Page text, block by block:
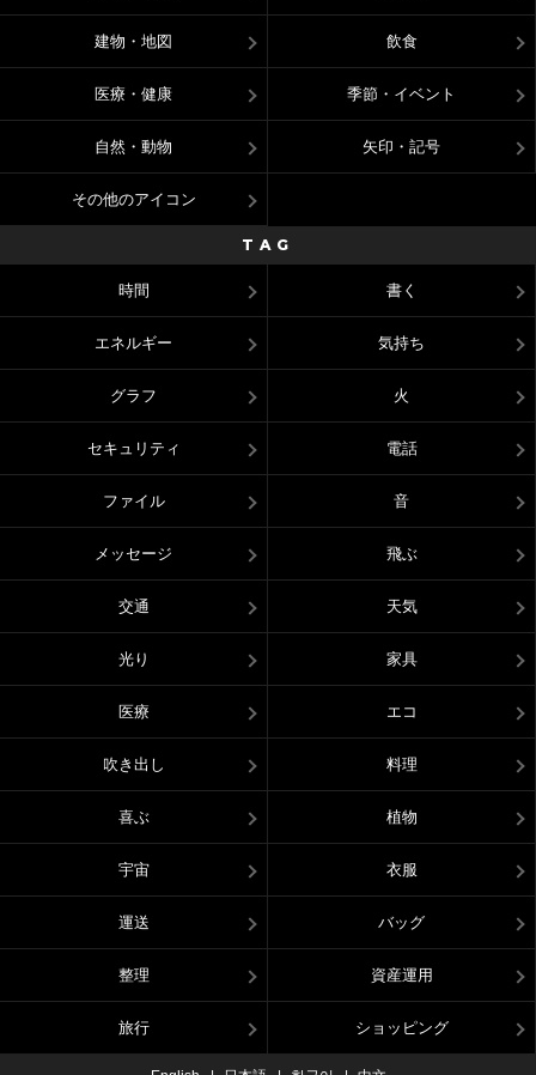
建物・地図 飲食
医療・健康 季節・イベント
自然・動物 矢印・記号
その他のアイコン
TAG
時間 書く
エネルギー 気持ち
グラフ 火
セキュリティ 電話
ファイル 音
メッセージ 飛ぶ
交通 天気
光り 家具
医療 エコ
吹き出し 料理
喜ぶ 植物
宇宙 衣服
運送 バッグ
整理 資産運用
旅行 ショッピング